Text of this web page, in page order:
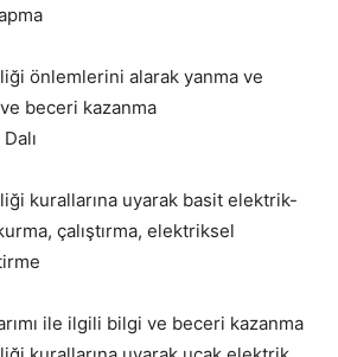
önlemlerini alarak yanma ve
beceri kazanma
kurallarına uyarak basit elektrik-
çalıştırma, elektriksel
ile ilgili bilgi ve beceri kazanma